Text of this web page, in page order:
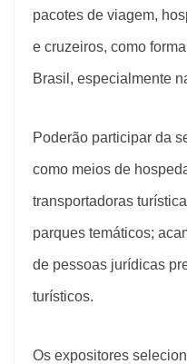
pacotes de viagem,
e cruzeiros, como
Brasil, especialmente
Poderão participar da
como meios de
transportadoras
parques temáticos;
de pessoas jurídicas
turísticos.
Os expositores